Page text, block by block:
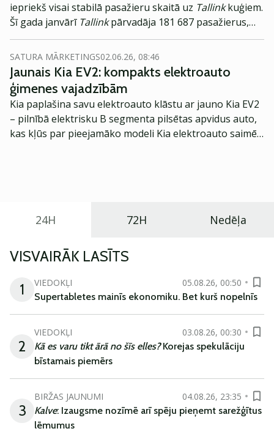
iepriekš visai stabilā pasažieru skaitā uz Tallinkkuģiem.
Šī gada janvārī Tallinkpārvadāja 181 687 pasažierus,
kas ir par 50% vairāk nekā pagājušā gada janvārī.
SATURA MĀRKETINGS02.06.26, 08:46
Jaunais Kia EV2: kompakts elektroauto
ģimenes vajadzībām
Kia paplašina savu elektroauto klāstu ar jauno Kia EV2
– pilnībā elektrisku B segmenta pilsētas apvidus auto,
kas kļūs par pieejamāko modeli Kia elektroauto saimē
24H 72H Nedēļa
VISVAIRĀK LASĪTS
1
VIEDOKĻI
05.08.26, 00:50
Supertabletes mainīs ekonomiku. Bet kurš nopelnīs
2
VIEDOKĻI
03.08.26, 00:30
Kā es varu tikt ārā no šīs elles?Korejas spekulāciju
bīstamais piemērs
3
BIRŽAS JAUNUMI
04.08.26, 23:35
Kalve: Izaugsme nozīmē arī spēju pieņemt sarežģītus
lēmumus